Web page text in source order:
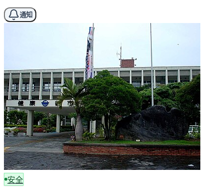
通知
安全